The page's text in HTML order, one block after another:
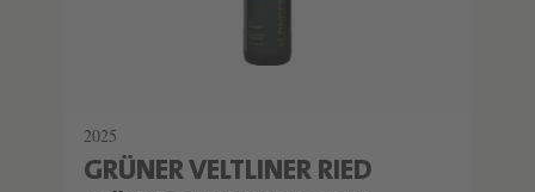
2025
GRÜNER VELTLINER RIED